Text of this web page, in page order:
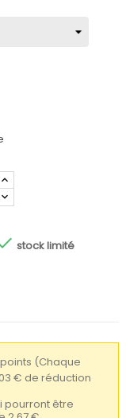
stock limité
(Chaque
€ de réduction
pourront être